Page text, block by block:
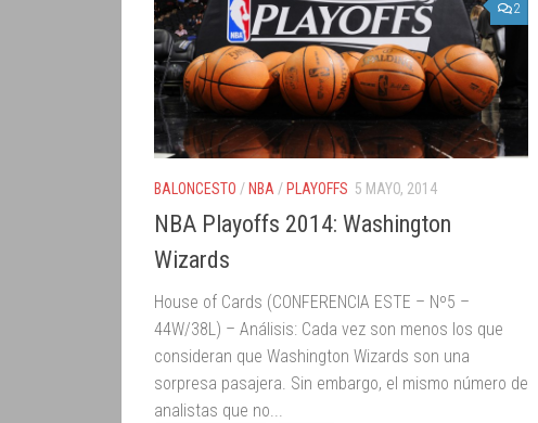
2
BALONCESTO / NBA/ PLAYOFFS 5 MAYO, 2014
NBA Playoffs 2014: Washington
Wizards
House of Cards (CONFERENCIA ESTE – Nº5 –
44W/38L) – Análisis: Cada vez son menos los que
consideran que Washington Wizards son una
sorpresa pasajera. Sin embargo, el mismo número de
analistas que no...